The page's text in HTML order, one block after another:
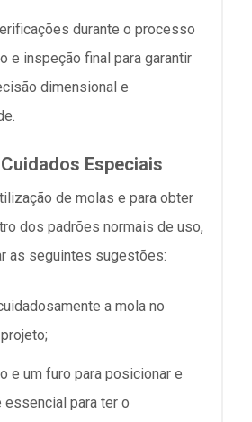
durante o processo
e inspeção final para garantir
dimensional e
Especiais
de molas e para obter
dos padrões normais de uso,
as seguintes sugestões:
a mola no
e um furo para posicionar e
essencial para ter o